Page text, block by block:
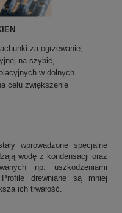
za ogrzewanie,
na szybie,
w dolnych
celu zwiększenie
wprowadzone specjalne
wodę z kondensacji oraz
np. uszkodzeniami
drewniane są mniej
ich trwałość.